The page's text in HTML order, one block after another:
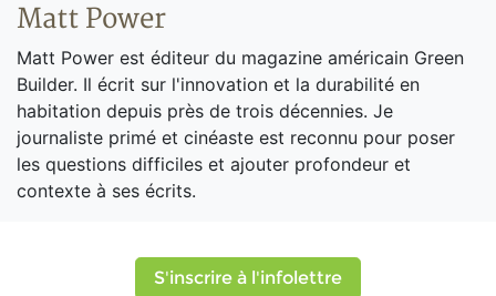
Matt Power
Matt Power est éditeur du magazine américain Green
Builder. Il écrit sur l'innovation et la durabilité en
habitation depuis près de trois décennies. Je
journaliste primé et cinéaste est reconnu pour poser
les questions difficiles et ajouter profondeur et
contexte à ses écrits.
S'inscrire à l'infolettre